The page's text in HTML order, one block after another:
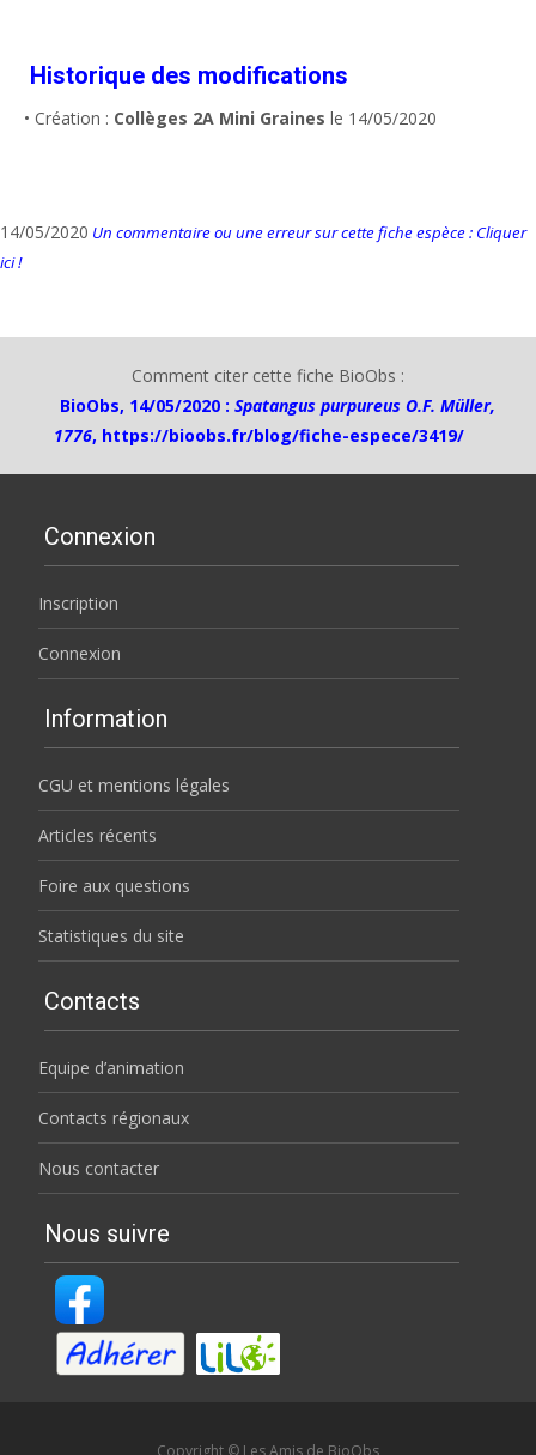
Historique des modifications
• Création : Collèges 2A Mini Graines le 14/05/2020
14/05/2020 Un commentaire ou une erreur sur cette fiche espèce : Cliquer
ici !
Comment citer cette fiche BioObs :
BioObs, 14/05/2020 : Spatangus purpureus O.F. Müller,
1776, https://bioobs.fr/blog/fiche-espece/3419/
Connexion
Inscription
Connexion
Information
CGU et mentions légales
Articles récents
Foire aux questions
Statistiques du site
Contacts
Equipe d’animation
Contacts régionaux
Nous contacter
Nous suivre